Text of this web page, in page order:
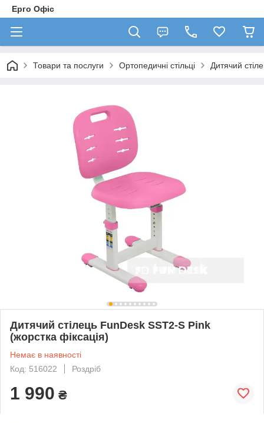
Ерго Офіс
Товари та послуги Ортопедичні стільці Дитячий
Дитячий стілець FunDesk SST2-S Pink
(жорстка фіксація)
Немає в наявності
Код: 516022
Роздріб
1 990 ₴